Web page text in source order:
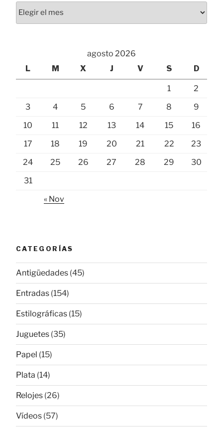
agosto 2026
L
M X J V S D
1
2
3
4 5 6 7 8
9
10
11 12 13 14 15
16
17
18 19 20 21 22
23
24
25 26 27 28 29
30
31
« Nov
CATEGORÍAS
Antigüedades (45)
Entradas (154)
Estilográficas (15)
Juguetes (35)
Papel (15)
Plata (14)
Relojes (26)
Vídeos (57)